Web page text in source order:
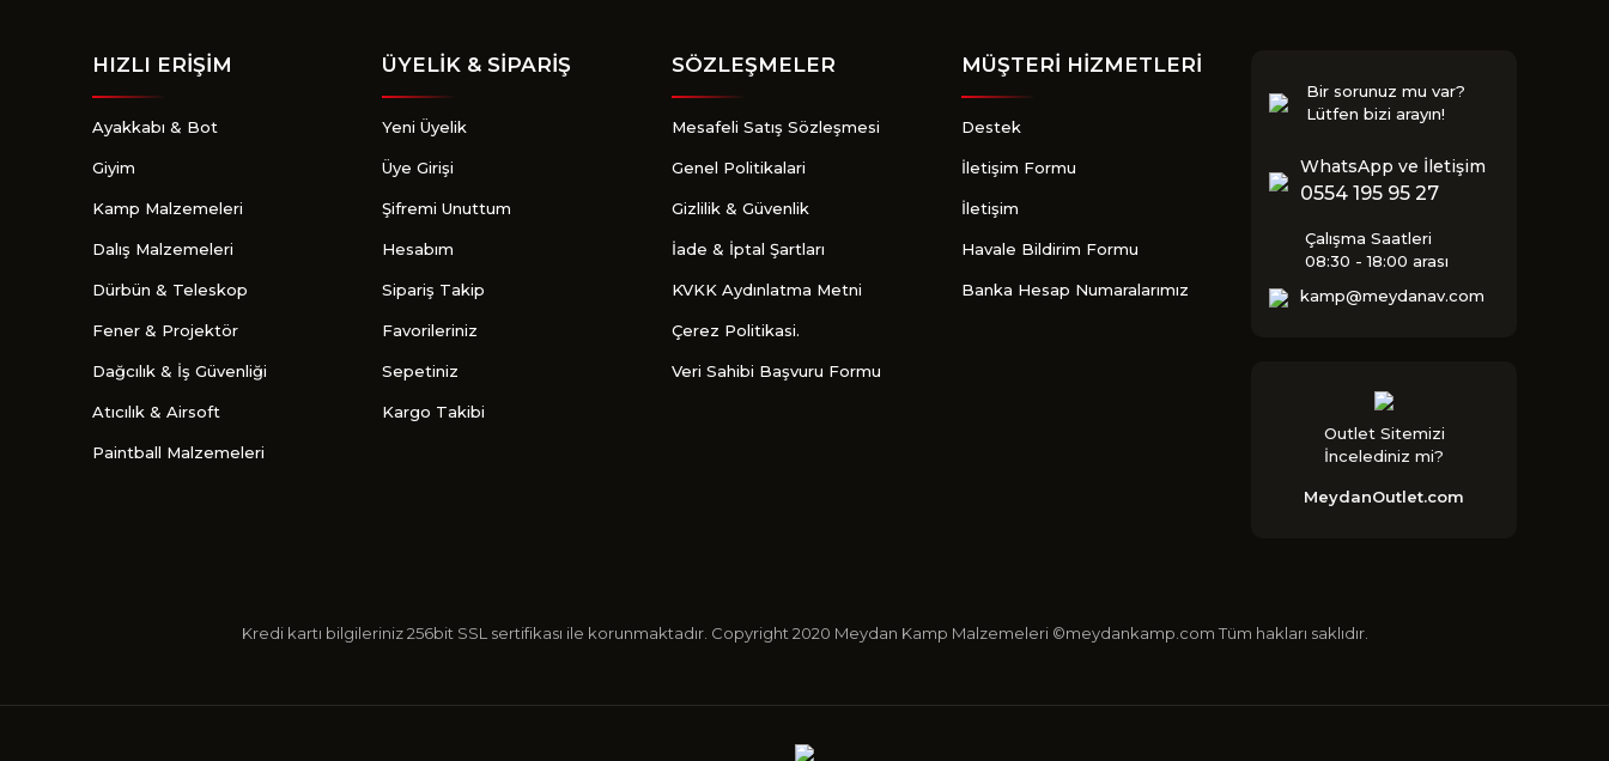
HIZLI ERİŞİM
Ayakkabı & Bot
Giyim
Kamp Malzemeleri
Dalış Malzemeleri
Dürbün & Teleskop
Fener & Projektör
Dağcılık & İş Güvenliği
Atıcılık & Airsoft
Paintball Malzemeleri
ÜYELİK & SİPARİŞ
Yeni Üyelik
Üye Girişi
Şifremi Unuttum
Hesabım
Sipariş Takip
Favorileriniz
Sepetiniz
Kargo Takibi
SÖZLEŞMELER
Mesafeli Satış Sözleşmesi
Genel Politikalari
Gizlilik & Güvenlik
İade & İptal Şartları
KVKK Aydınlatma Metni
Çerez Politikasi.
Veri Sahibi Başvuru Formu
MÜŞTERİ HİZMETLERİ
Destek
İletişim Formu
İletişim
Havale Bildirim Formu
Banka Hesap Numaralarımız
Bir sorunuz mu var?
Lütfen bizi arayın!
WhatsApp ve İletişim
0554 195 95 27
Çalışma Saatleri
08:30 - 18:00 arası
kamp@meydanav.com
Outlet Sitemizi
İncelediniz mi?
MeydanOutlet.com
Kredi kartı bilgileriniz 256bit SSL sertifikası ile korunmaktadır. Copyright 2020 Meydan Kamp Malzemeleri ©meydankamp.com Tüm hakları saklıdır.